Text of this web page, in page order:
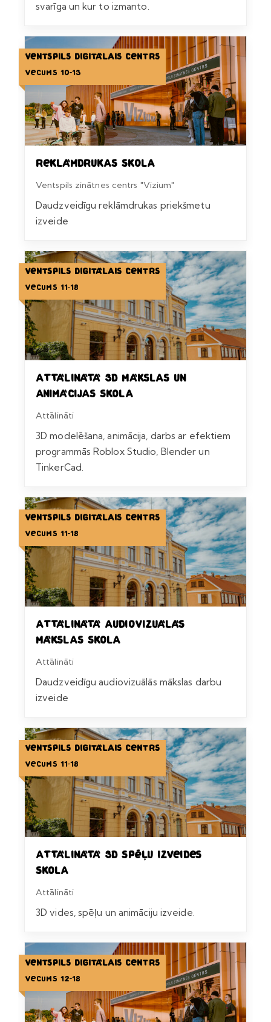
svarīga un kur to izmanto.
Ventspils Digitālais centrs
Vecums 10-13
Reklāmdrukas skola
Ventspils zinātnes centrs "Vizium"
Daudzveidīgu reklāmdrukas priekšmetu
izveide
Ventspils Digitālais centrs
Vecums 11-18
Attālinātā 3D mākslas un
animācijas skola
Attālināti
3D modelēšana, animācija, darbs ar efektiem
programmās Roblox Studio, Blender un
TinkerCad.
Ventspils Digitālais centrs
Vecums 11-18
Attālinātā audiovizuālās
mākslas skola
Attālināti
Daudzveidīgu audiovizuālās mākslas darbu
izveide
Ventspils Digitālais centrs
Vecums 11-18
Attālinātā 3D spēļu izveides
skola
Attālināti
3D vides, spēļu un animāciju izveide.
Ventspils Digitālais centrs
Vecums 12-18